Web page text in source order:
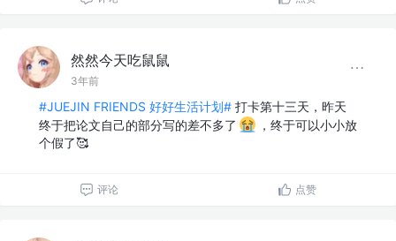
然然今天吃鼠鼠
3年前
#JUEJIN FRIENDS 好好生活计划# 打卡第十三天，昨天
终于把论文自己的部分写的差不多了
，终于可以小小放
个假了🥰
评论 点赞